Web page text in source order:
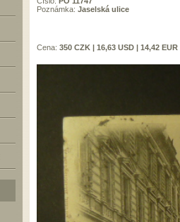
Poznámka: Jaselská ulice
Cena: 350 CZK | 16,63 USD | 14,42 EUR